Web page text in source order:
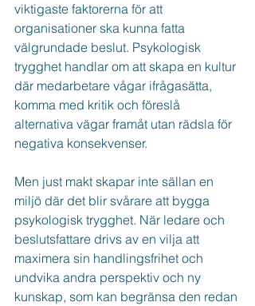
viktigaste faktorerna för att
organisationer ska kunna fatta
välgrundade beslut. Psykologisk
trygghet handlar om att skapa en kultur
där medarbetare vågar ifrågasätta,
komma med kritik och föreslå
alternativa vägar framåt utan rädsla för
negativa konsekvenser.
Men just makt skapar inte sällan en
miljö där det blir svårare att bygga
psykologisk trygghet. När ledare och
beslutsfattare drivs av en vilja att
maximera sin handlingsfrihet och
undvika andra perspektiv och ny
kunskap, som kan begränsa den redan